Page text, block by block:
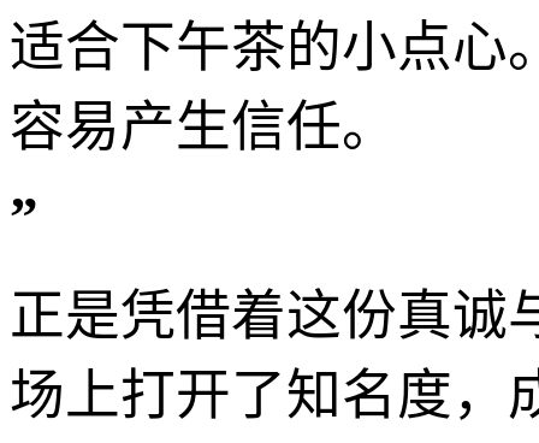
适合下午茶的小点心
容易产生信任。
”
正是凭借着这份真诚
场上打开了知名度，